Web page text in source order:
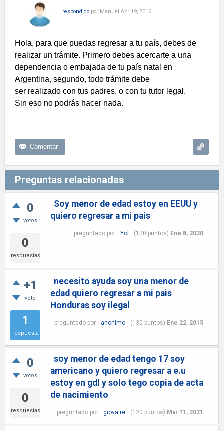
respondido por Manuel Abr 19, 2016
Hola, para que puedas regresar a tu país, debes de
realizar un trámite. Primero debes acercarte a una
dependencia o embajada de tu país natal en
Argentina, segundo, todo trámite debe
ser realizado con tus padres, o con tu tutor legal.
Sin eso no podrás hacer nada.
Preguntas relacionadas
0
votos
0
respuestas
Soy menor de edad estoy en EEUU y
quiero regresar a mi pais
preguntado por Yol (120 puntos) Ene 8, 2020
+1
voto
1
respuesta
necesito ayuda soy una menor de
edad quiero regresar a mi pais
Honduras soy ilegal
preguntado por anonimo (130 puntos) Ene 22, 2015
0
votos
0
respuestas
soy menor de edad tengo 17 soy
americano y quiero regresar a e.u
estoy en gdl y solo tego copia de acta
de nacimiento
preguntado por giova re (120 puntos) Mar 11, 2021